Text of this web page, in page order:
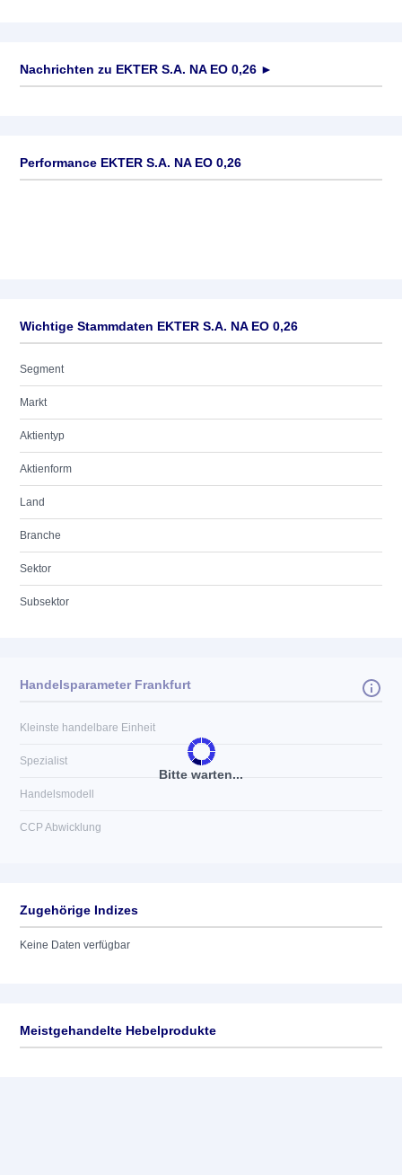
Nachrichten zu EKTER S.A. NA EO 0,26 ►
Performance EKTER S.A. NA EO 0,26
Wichtige Stammdaten EKTER S.A. NA EO 0,26
Segment
Markt
Aktientyp
Aktienform
Land
Branche
Sektor
Subsektor
Bitte warten...
Handelsparameter Frankfurt
Kleinste handelbare Einheit
Spezialist
Handelsmodell
CCP Abwicklung
Zugehörige Indizes
Keine Daten verfügbar
Meistgehandelte Hebelprodukte